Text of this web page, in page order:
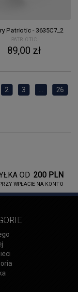
Patriotic - 3635C7_2
PATRIOTIC
89,00 zł
2 3 26
OD 200 PLN
PRZY WPŁACIE NA KONTO